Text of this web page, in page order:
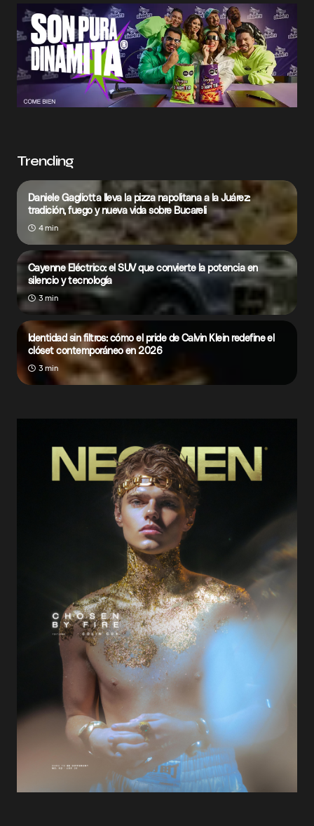
Trending
Daniele Gagliotta lleva la pizza napolitana a la Juárez:
tradición, fuego y nueva vida sobre Bucareli
4 min
Cayenne Eléctrico: el SUV que convierte la potencia en
silencio y tecnología
3 min
Identidad sin filtros: cómo el pride de Calvin Klein redefine el
clóset contemporáneo en 2026
3 min